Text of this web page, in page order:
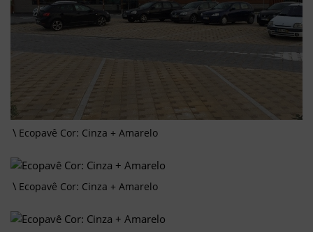
Ecopavê Cor: Cinza + Amarelo
Ecopavê Cor: Cinza + Amarelo